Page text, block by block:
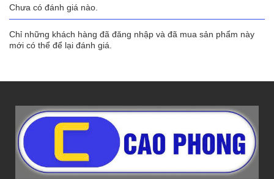
Chưa có đánh giá nào.
Chỉ những khách hàng đã đăng nhập và đã mua sản phẩm này
mới có thể để lại đánh giá.